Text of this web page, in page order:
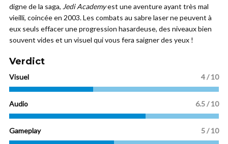
digne de la saga, Jedi Academyest une aventure ayant très mal
vieilli, coincée en 2003. Les combats au sabre laser ne peuvent à
eux seuls effacer une progression hasardeuse, des niveaux bien
souvent vides et un visuel qui vous fera saigner des yeux !
Verdict
Visuel 4 / 10
Audio 6.5 / 10
Gameplay 5 / 10